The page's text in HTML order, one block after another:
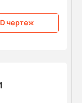
чертеж